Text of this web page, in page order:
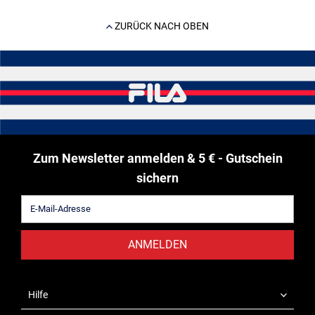
ZURÜCK NACH OBEN
Zum Newsletter anmelden & 5 € - Gutschein
sichern
ANMELDEN
Hilfe